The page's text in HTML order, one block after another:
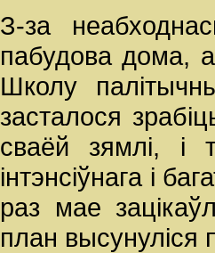
З-за
пабудова дома,
Школу
засталося
сваёй зямлі, і
інтэнсіўнага і
раз мае
план высунуліся